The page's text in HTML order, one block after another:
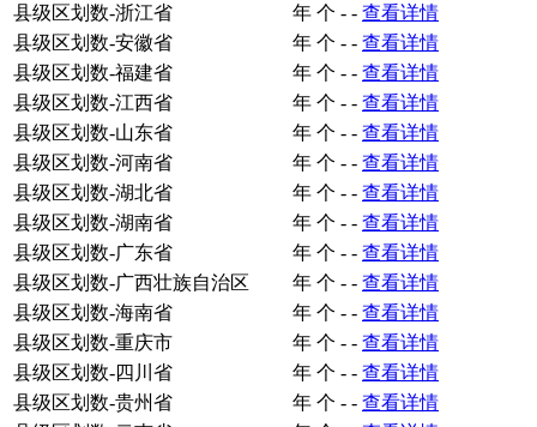
县级区划数-浙江省
年 个 - - 查看详情
县级区划数-安徽省
年 个 - - 查看详情
县级区划数-福建省
年 个 - - 查看详情
县级区划数-江西省
年 个 - - 查看详情
县级区划数-山东省
年 个 - - 查看详情
县级区划数-河南省
年 个 - - 查看详情
县级区划数-湖北省
年 个 - - 查看详情
县级区划数-湖南省
年 个 - - 查看详情
县级区划数-广东省
年 个 - - 查看详情
县级区划数-广西壮族自治区
年 个 - - 查看详情
县级区划数-海南省
年 个 - - 查看详情
县级区划数-重庆市
年 个 - - 查看详情
县级区划数-四川省
年 个 - - 查看详情
县级区划数-贵州省
年 个 - - 查看详情